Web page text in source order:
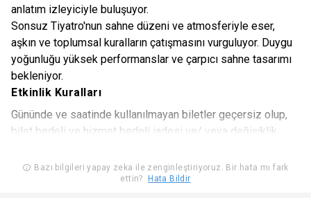
anlatım izleyiciyle buluşuyor.
Sonsuz Tiyatro'nun sahne düzeni ve atmosferiyle eser,
aşkın ve toplumsal kuralların çatışmasını vurguluyor. Duygu
yoğunluğu yüksek performanslar ve çarpıcı sahne tasarımı
bekleniyor.
Etkinlik Kuralları
Gününde ve saatinde kullanılmayan biletler geçersiz olup,
bilet bedeli ve hizmet bedeli iadesi ve/ veya değişiklik
biletlerin iadesi için Biletinial’dan talepte bulunulamaz.
Biletiniz mücbir sebep ya da etkinliğin iptali haricinde
Bazı bilgileri yapay zeka ile zenginleştiriyoruz. Bir hata mı fark
ettin?
Hata Bildir